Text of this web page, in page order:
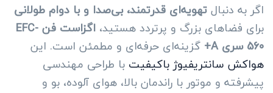
اگر به دنبالتهویه‌ای قدرتمند، بی‌صدا و با دوام طولانی
برای فضاهای بزرگ و پرتردد هستید،
اگزاست فن EFC-
560 سری A+
گزینه‌ای حرفه‌ای و مطمئن است. این
هواکش سانتریفیوژ باکیفیت با طراحی مهندسی
پیشرفته و موتور با راندمان بالا، هوای آلوده، بو و